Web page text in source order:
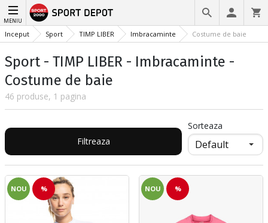
MENIU
Inceput Sport TIMP LIBER Imbracaminte Costume de baie
Sport - TIMP LIBER - Imbracaminte -
Costume de baie
46 produse, 1 pagina
Filtreaza
Sorteaza
NOU % NOU %